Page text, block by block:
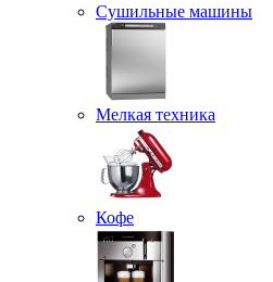
Сушильные машины
Мелкая техника
Кофе